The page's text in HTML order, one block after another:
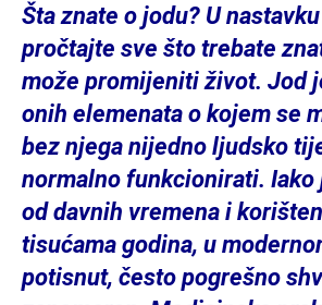
Šta znate o jodu? U
pročtajte sve što trebate
može promijeniti život. Jod
onih elemenata o kojem se
bez njega nijedno ljudsko
normalno funkcionirati. Iako
od davnih vremena i
tisućama godina, u
potisnut, često pogrešno